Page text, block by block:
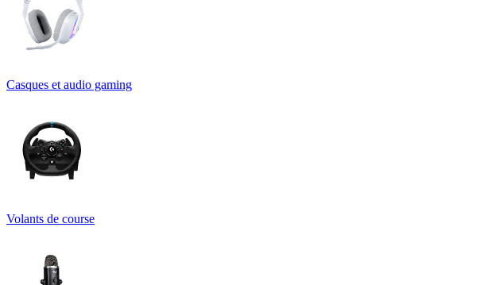
Casques et audio gaming
Volants de course